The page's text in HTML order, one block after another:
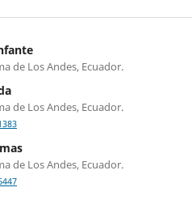
de Los Andes, Ecuador.
de Los Andes, Ecuador.
de Los Andes, Ecuador.